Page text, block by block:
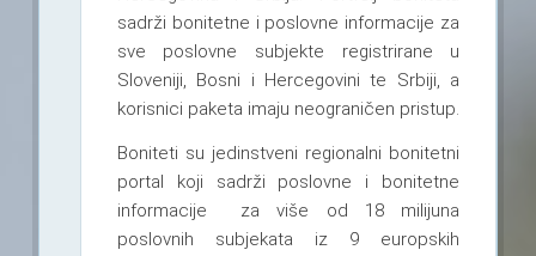
sadrži bonitetne i poslovne informacije za
sve poslovne subjekte registrirane u
Sloveniji, Bosni i Hercegovini te Srbiji, a
korisnici paketa imaju neograničen pristup.
Boniteti su jedinstveni regionalni bonitetni
portal koji sadrži poslovne i bonitetne
informacije za više od 18 milijuna
poslovnih subjekata iz 9 europskih